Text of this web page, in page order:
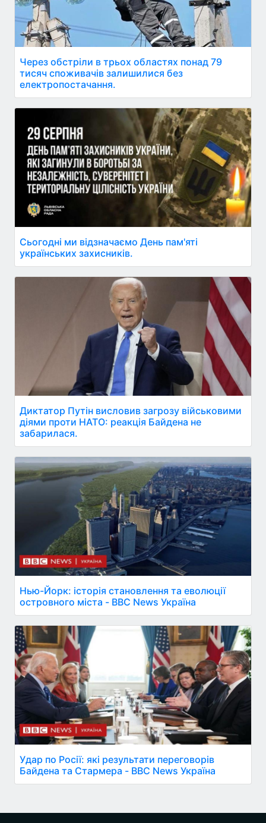
Через обстріли в трьох областях понад 79
тисяч споживачів залишилися без
електропостачання.
Сьогодні ми відзначаємо День пам'яті
українських захисників.
Диктатор Путін висловив загрозу військовими
діями проти НАТО: реакція Байдена не
забарилася.
Нью-Йорк: історія становлення та еволюції
островного міста - BBC News Україна
Удар по Росії: які результати переговорів
Байдена та Стармера - BBC News Україна